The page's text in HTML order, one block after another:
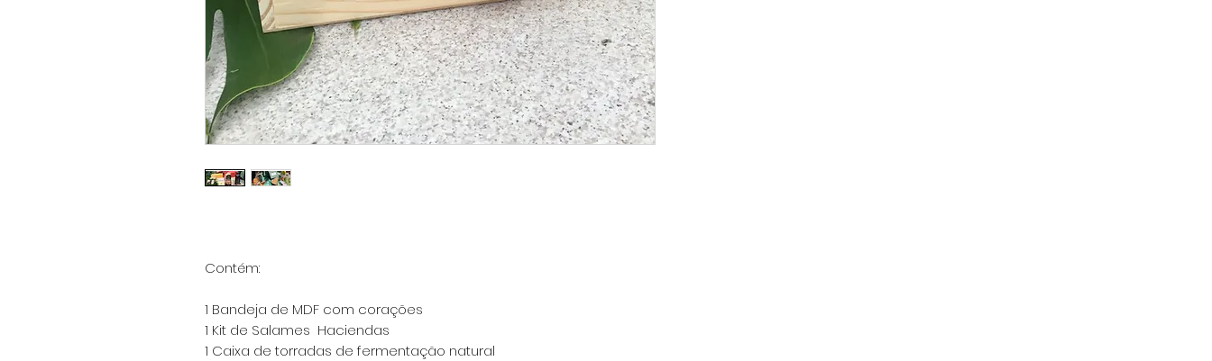
Contém:
1 Bandeja de MDF com corações
1 Kit de Salames Haciendas
1 Caixa de torradas de fermentação natural